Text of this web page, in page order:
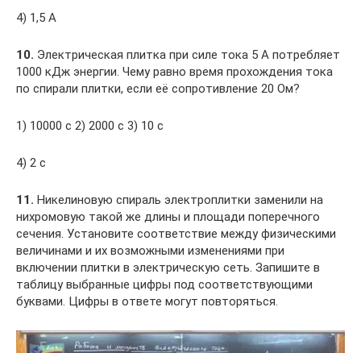
4) 1,5 А
10. Электрическая плитка при силе тока 5 А потребляет
1000 кДж энергии. Чему равно время прохождения тока
по спирали плитки, если её сопротивление 20 Ом?
1) 10000 с 2) 2000 с 3) 10 с
4) 2 с
11. Никелиновую спираль электроплитки заменили на
нихромовую такой же длины и площади поперечного
сечения. Установите соответствие между физическими
величинами и их возможными изменениями при
включении плитки в электрическую сеть. Запишите в
таблицу выбранные цифры под соответствующими
буквами. Цифры в ответе могут повторяться.